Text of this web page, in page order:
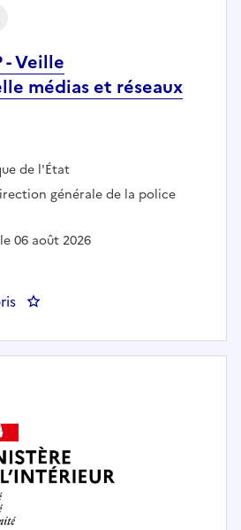
- Veille
médias et réseaux
:de l'État
générale de la police
06 août 2026
: DGPN SICOP - Veille